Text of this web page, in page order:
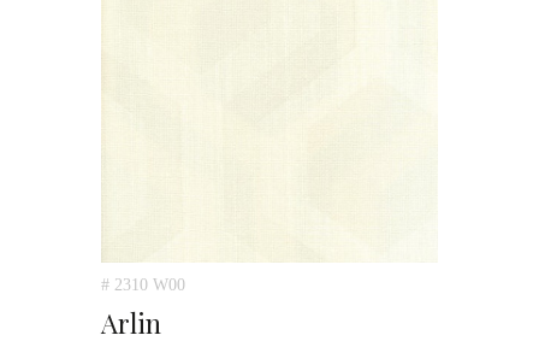
# 2310 W00
Arlin